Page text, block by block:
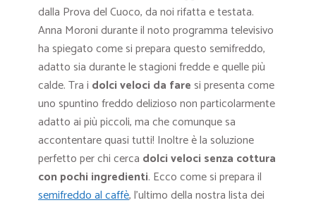
dalla Prova del Cuoco, da noi rifatta e testata.
Anna Moroni durante il noto programma televisivo
ha spiegato come si prepara questo semifreddo,
adatto sia durante le stagioni fredde e quelle più
calde. Tra i dolci veloci da fare si presenta come
uno spuntino freddo delizioso non particolarmente
adatto ai più piccoli, ma che comunque sa
accontentare quasi tutti! Inoltre è la soluzione
perfetto per chi cerca dolci veloci senza cottura
con pochi ingredienti. Ecco come si prepara il
semifreddo al caffè, l’ultimo della nostra lista dei